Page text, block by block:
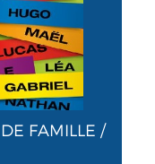
FAMILLE /